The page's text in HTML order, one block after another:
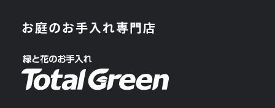
お庭のお手入れ専門店